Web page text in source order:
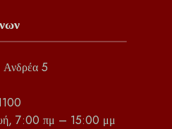
Ανδρέα 5
7:00 πμ – 15:00 μμ